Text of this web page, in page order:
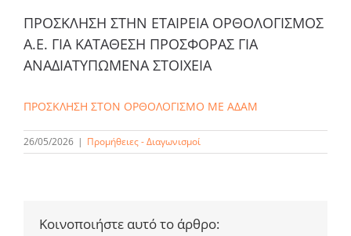
ΠΡΟΣΚΛΗΣΗ ΣΤΗΝ ΕΤΑΙΡΕΙΑ ΟΡΘΟΛΟΓΙΣΜΟΣ
Α.Ε. ΓΙΑ ΚΑΤΑΘΕΣΗ ΠΡΟΣΦΟΡΑΣ ΓΙΑ
ΑΝΑΔΙΑΤΥΠΩΜΕΝΑ ΣΤΟΙΧΕΙΑ
ΠΡΟΣΚΛΗΣΗ ΣΤΟΝ ΟΡΘΟΛΟΓΙΣΜΟ ΜΕ ΑΔΑΜ
26/05/2026 | Προμήθειες - Διαγωνισμοί
Κοινοποιήστε αυτό το άρθρο: